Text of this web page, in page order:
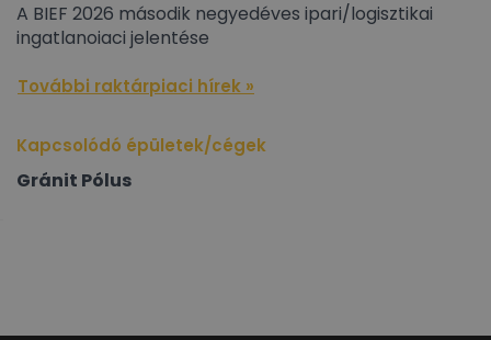
A BIEF 2026 második negyedéves ipari/logisztikai
ingatlanoiaci jelentése
További raktárpiaci hírek »
Kapcsolódó épületek/cégek
Gránit Pólus